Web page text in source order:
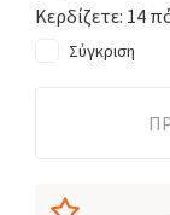
Κερδίζετε: 14
Σύγκριση